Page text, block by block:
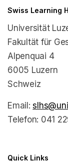
Swiss Learning
Universität
Fakultät für
Alpenquai 4
6005 Luzern
Schweiz
Email:
Telefon: 041
Quick Links